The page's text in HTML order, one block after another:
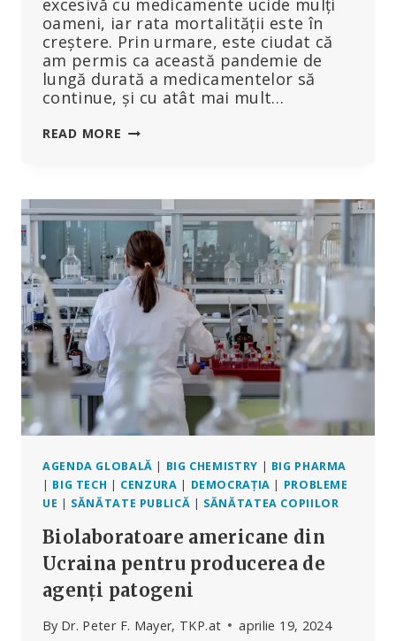
excesivă cu medicamente ucide mulți
oameni, iar rata mortalității este în
creștere. Prin urmare, este ciudat că
am permis ca această pandemie de
lungă durată a medicamentelor să
continue, și cu atât mai mult…
READ MORE MEDICAMENTELE
PRESCRIPȚIE
MEDICALĂ
SUNT
UNA
DINTRE
PRINCIPALELE
DECES
AGENDA GLOBALĂ | BIG CHEMISTRY | BIG PHARMA
| BIG TECH | CENZURA | DEMOCRAȚIA | PROBLEME
UE | SĂNĂTATE PUBLICĂ | SĂNĂTATEA COPIILOR
Biolaboratoare americane din
Ucraina pentru producerea de
agenți patogeni
By Dr. Peter F. Mayer, TKP.at aprilie 19, 2024